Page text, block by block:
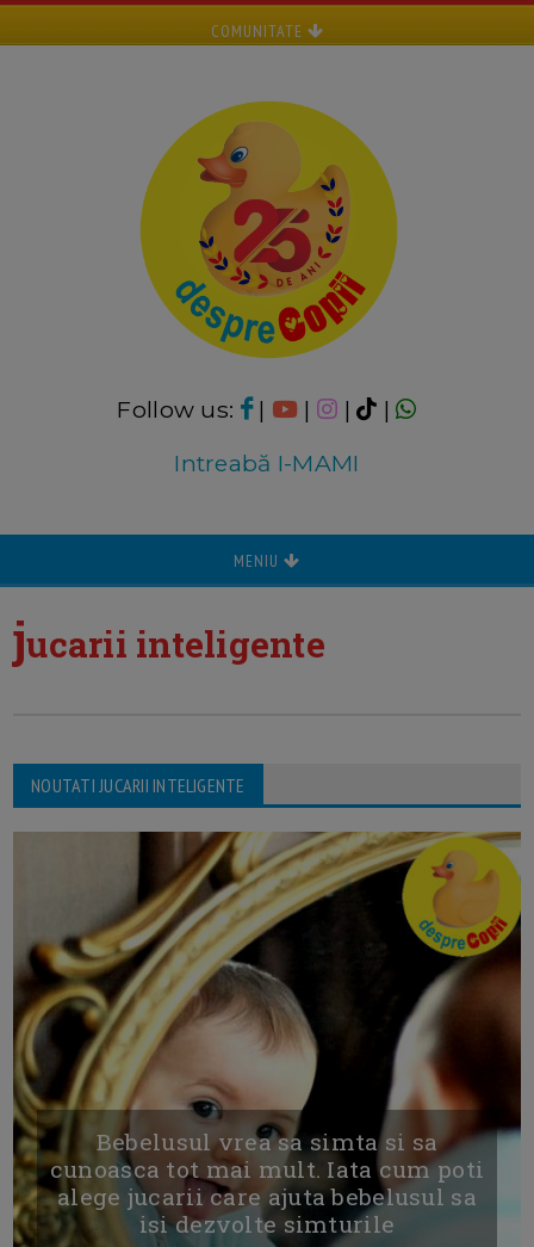
COMUNITATE
Follow us: | | |
|
Intreabă I-MAMI
MENIU
jucarii inteligente
NOUTATI JUCARII INTELIGENTE
Bebelusul vrea sa simta si sa
cunoasca tot mai mult. Iata cum poti
alege jucarii care ajuta bebelusul sa
isi dezvolte simturile